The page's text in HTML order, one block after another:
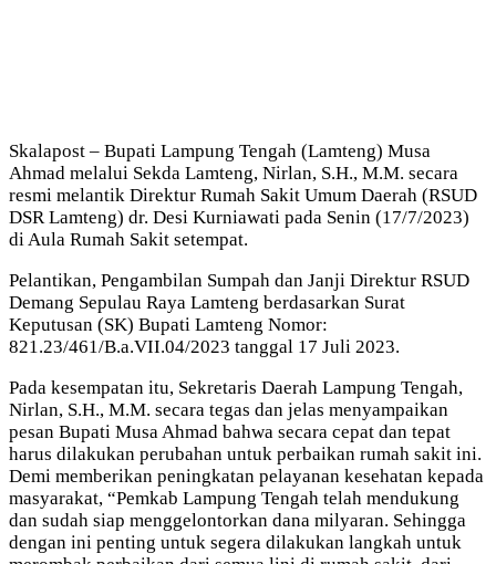
Skalapost – Bupati Lampung Tengah (Lamteng) Musa
Ahmad melalui Sekda Lamteng, Nirlan, S.H., M.M. secara
resmi melantik Direktur Rumah Sakit Umum Daerah (RSUD
DSR Lamteng) dr. Desi Kurniawati pada Senin (17/7/2023)
di Aula Rumah Sakit setempat.
Pelantikan, Pengambilan Sumpah dan Janji Direktur RSUD
Demang Sepulau Raya Lamteng berdasarkan Surat
Keputusan (SK) Bupati Lamteng Nomor:
821.23/461/B.a.VII.04/2023 tanggal 17 Juli 2023.
Pada kesempatan itu, Sekretaris Daerah Lampung Tengah,
Nirlan, S.H., M.M. secara tegas dan jelas menyampaikan
pesan Bupati Musa Ahmad bahwa secara cepat dan tepat
harus dilakukan perubahan untuk perbaikan rumah sakit ini.
Demi memberikan peningkatan pelayanan kesehatan kepada
masyarakat, “Pemkab Lampung Tengah telah mendukung
dan sudah siap menggelontorkan dana milyaran. Sehingga
dengan ini penting untuk segera dilakukan langkah untuk